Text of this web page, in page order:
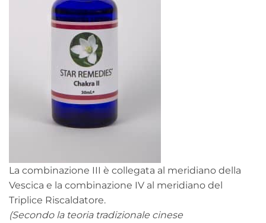
La combinazione III è collegata al meridiano della
Vescica e la combinazione IV al meridiano del
Triplice Riscaldatore.
(Secondo la teoria tradizionale cinese